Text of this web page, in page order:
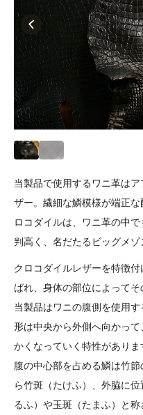
当製品で使用するワニ革は
ザー。繊細な鱗模様が端正
ロコダイルは、ワニ革の中
判高く、名だたるビッグメゾ
クロコダイルレザーを特徴
ばれ、身体の部位によってそ
当製品はワニの腹側を使用
形は中央から外側へ向かっ
かくなっていく特性がありま
腹の中心部を占める鱗は竹
ら竹斑（たけふ）、外脇に
るふ）や玉斑（たまふ）と称